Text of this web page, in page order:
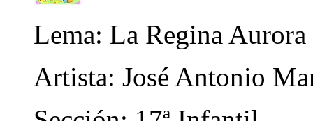
Lema: La Regina Aurora
Artista: José Antonio